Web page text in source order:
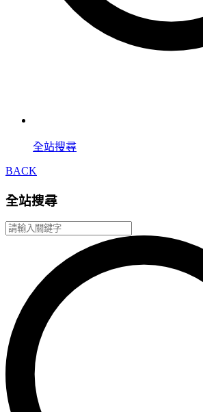
全站搜尋
BACK
全站搜尋